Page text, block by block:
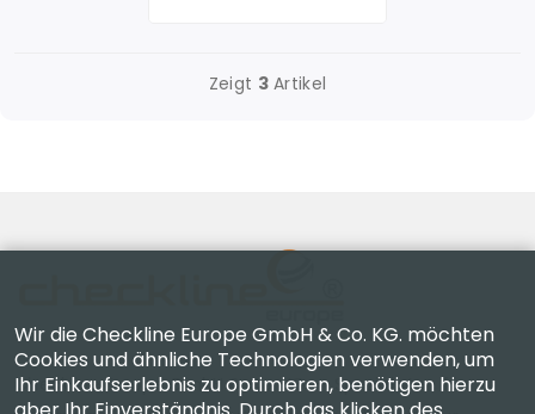
Zeigt 3Artikel
Checkline Europe GmbH & Co. KG. — Spezialisten für
Wir die Checkline Europe GmbH & Co. KG. möchten
Cookies und ähnliche Technologien verwenden, um
Ihr Einkaufserlebnis zu optimieren, benötigen hierzu